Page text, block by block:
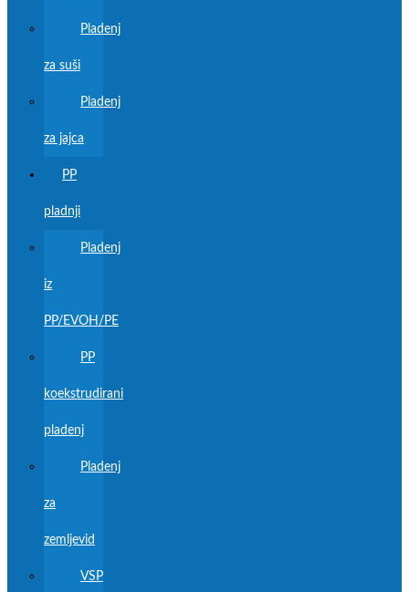
Pladenj
za suši
Pladenj
za jajca
PP
pladnji
Pladenj
iz
PP/EVOH/PE
PP
koekstrudirani
pladenj
Pladenj
za
zemljevid
VSP